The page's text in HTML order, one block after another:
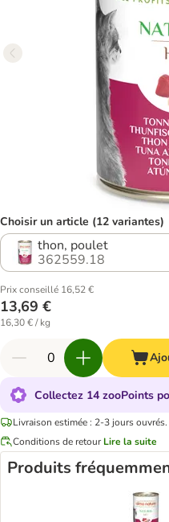
Choisir un article (12 variantes)
thon, poulet
362559.18
Prix conseillé 16,52 €
13,69 €
16,30 € / kg
Collectez 14 zooPoints
Livraison estimée : 2-3 jours ouvrés.
Conditions de retour Lire la suite
Produits